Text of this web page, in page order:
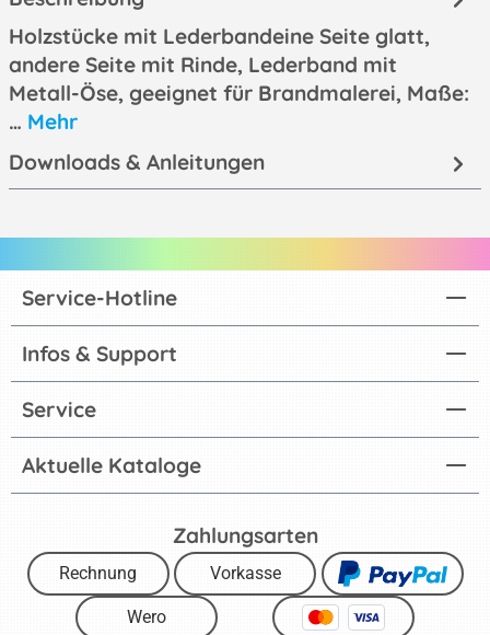
Holzstücke mit Lederbandeine Seite glatt,
andere Seite mit Rinde, Lederband mit
Metall-Öse, geeignet für Brandmalerei, Maße:
… Mehr
Downloads & Anleitungen
Aktuelle Kataloge
Service-Hotline
Infos & Support
Service
Zahlungsarten
Rechnung Vorkasse
Wero